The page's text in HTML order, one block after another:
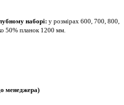
наборі: у розмірах 600, 700, 800,
50% планок 1200 мм.
менеджера)